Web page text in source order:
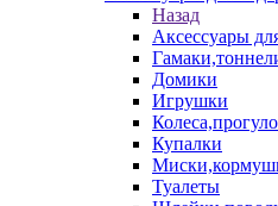
Назад
Аксессуары
Домики
Игрушки
Купалки
Туалеты